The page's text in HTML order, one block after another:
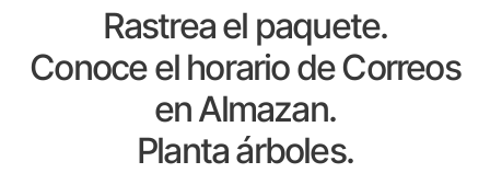
Rastrea el paquete.
Conoce el horario de Correos
en Almazan.
Planta árboles.